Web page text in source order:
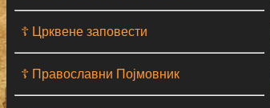
☦ Црквене заповести
☦ Православни Појмовник